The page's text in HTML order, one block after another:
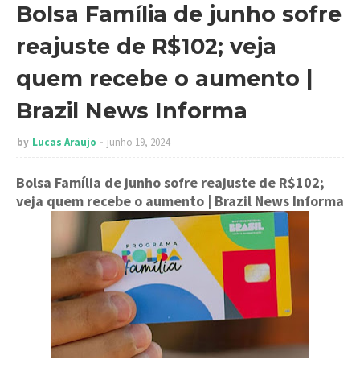
Bolsa Família de junho sofre
reajuste de R$102; veja
quem recebe o aumento |
Brazil News Informa
by Lucas Araujo junho 19, 2024
Bolsa Família de junho sofre reajuste de R$102;
veja quem recebe o aumento | Brazil News Informa